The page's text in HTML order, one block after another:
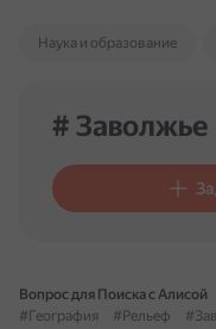
Наука и образование
# Заволжье
Вопрос для Поиска с Алисой
#География
#Рельеф